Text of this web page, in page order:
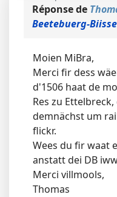
Réponse de
Beetebuerg-
Moien MiBra,
Merci fir dess
d'1506 haat de
Res zu
demnächst um
flickr.
Wees du fir waat
anstatt dei DB
Merci villmools,
Thomas